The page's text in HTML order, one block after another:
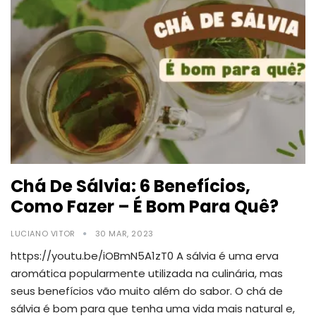
Chá De Sálvia: 6 Benefícios,
Como Fazer – É Bom Para Quê?
LUCIANO VITOR 30 MAR, 2023
https://youtu.be/iOBmN5A1zT0 A sálvia é uma erva
aromática popularmente utilizada na culinária, mas
seus benefícios vão muito além do sabor. O chá de
sálvia é bom para que tenha uma vida mais natural e,